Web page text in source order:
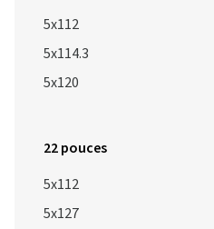
5x112
5x114.3
5x120
22 pouces
5x112
5x127